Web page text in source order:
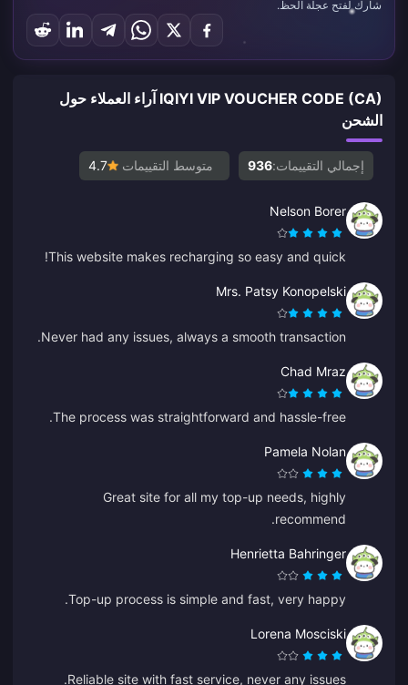
شارك لفتح عجلة الحظ.
IQIYI VIP VOUCHER CODE (CA) آراء العملاء حول
الشحن
إجمالي التقييمات:936 متوسط التقييمات 4.7
Nelson Borer
This website makes recharging so easy and quick!
Mrs. Patsy Konopelski
Never had any issues, always a smooth transaction.
Chad Mraz
The process was straightforward and hassle-free.
Pamela Nolan
Great site for all my top-up needs, highly
recommend.
Henrietta Bahringer
Top-up process is simple and fast, very happy.
Lorena Mosciski
Reliable site with fast service, never any issues.